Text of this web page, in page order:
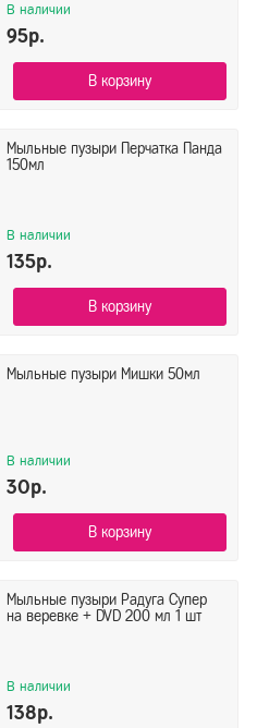
В наличии
95р.
В корзину
Мыльные пузыри Перчатка Панда
150мл
В наличии
135р.
В корзину
Мыльные пузыри Мишки 50мл
В наличии
30р.
В корзину
Мыльные пузыри Радуга Супер
на веревке + DVD 200 мл 1 шт
В наличии
138р.